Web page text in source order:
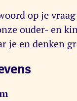
op je
ouder- en
je en denken